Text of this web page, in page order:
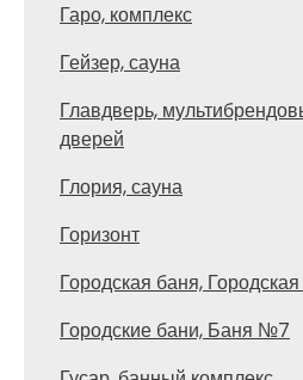
Гаро, комплекс
Гейзер, сауна
Главдверь,
дверей
Глория, сауна
Горизонт
Городская баня,
Городские бани, Баня №7